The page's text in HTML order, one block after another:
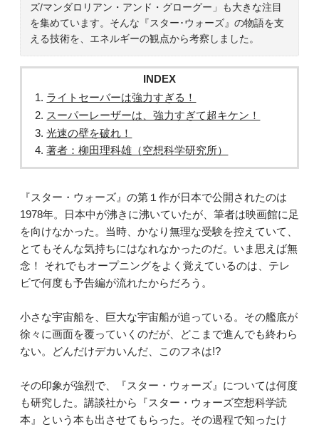
ズ/マンダロリアン・アンド・グローグー」も大きな注目
を集めています。そんな『スター･ウォーズ』の物語を支
える技術を、エネルギーの観点から考察しました。
INDEX
ライトセーバーは強力すぎる！
スーパーレーザーは、強力すぎて超キケン！
光速の壁を破れ！
著者：柳田理科雄（空想科学研究所）
『スター・ウォーズ』の第１作が日本で公開されたのは
1978年。日本中が沸きに沸いていたが、筆者は映画館に足
を向けなかった。当時、かなり無理な受験を控えていて、
とてもそんな気持ちにはなれなかったのだ。いま思えば無
念！ それでもオープニングをよく覚えているのは、テレ
ビで何度も予告編が流れたからだろう。
小さな宇宙船を、巨大な宇宙船が追っている。その艦底が
徐々に画面を覆っていくのだが、どこまで進んでも終わら
ない。どんだけデカいんだ、このフネは!?
その印象が強烈で、『スター・ウォーズ』については何度
も研究した。講談社から『スター・ウォーズ空想科学読
本』という本も出させてもらった。その過程で知ったけ